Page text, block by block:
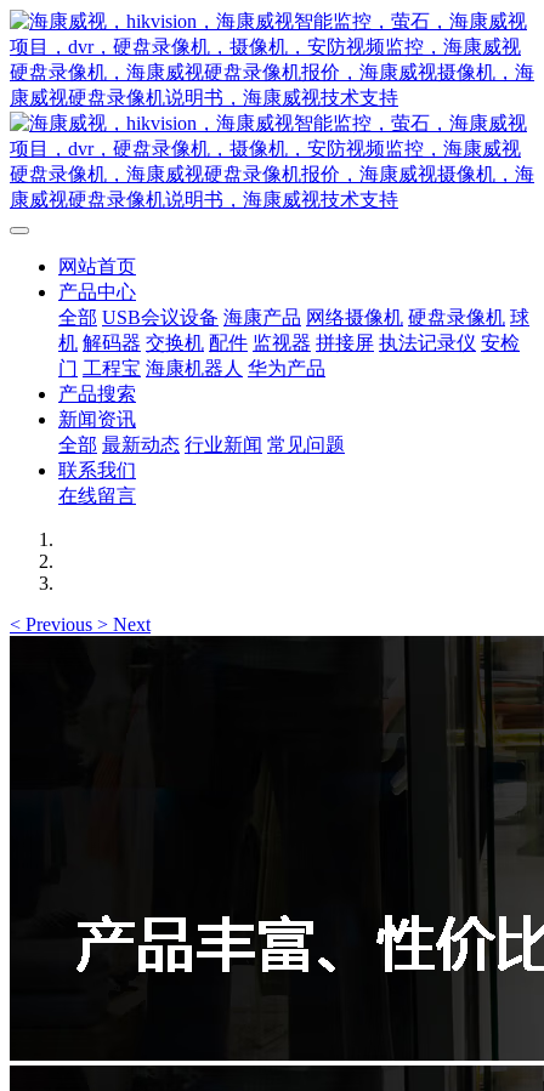
网站首页
产品中心
全部 USB会议设备 海康产品 网络摄像机 硬盘录像机 球
机 解码器 交换机 配件 监视器 拼接屏 执法记录仪 安检
门 工程宝 海康机器人 华为产品
产品搜索
新闻资讯
全部 最新动态 行业新闻 常见问题
联系我们
在线留言
< Previous > Next